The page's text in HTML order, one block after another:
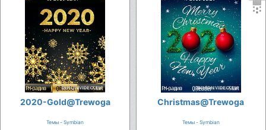
2020-Gold@Trewoga
Темы - Symbian
Christmas@Trewoga
Темы - Symbian